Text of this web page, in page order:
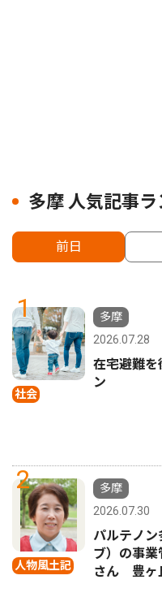
多摩 人気記事
前日
1
社会
多摩
2026.07.28
在宅避難
ン
2
人物風土記
多摩
2026.07.30
パルテノン
ブ）の事
さん 豊ヶ